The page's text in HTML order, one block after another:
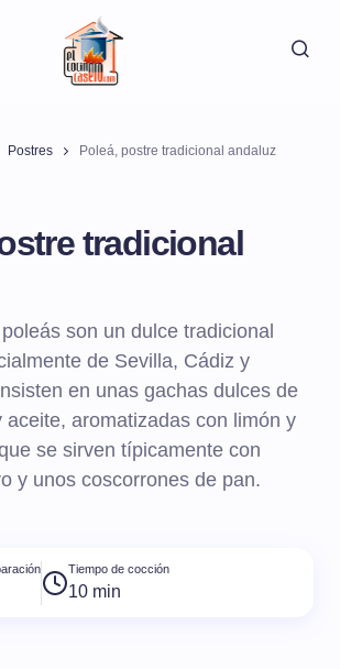
Postres Poleá, postre tradicional andaluz
tradicional
son un dulce tradicional
de Sevilla, Cádiz y
en unas gachas dulces de
aceite, aromatizadas con limón y
se sirven típicamente con
y unos coscorrones de pan.
Tiempo de cocción
10 min